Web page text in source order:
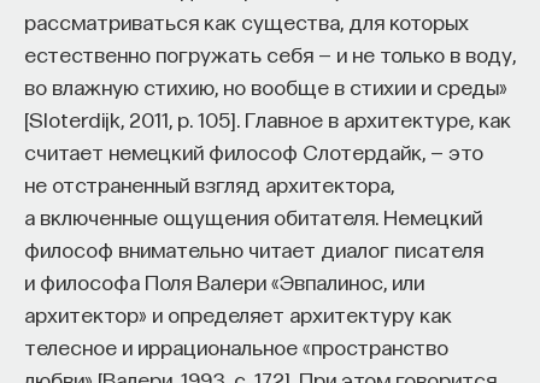
рассматриваться как существа, для которых
естественно погружать себя — и не только в воду,
во влажную стихию, но вообще в стихии и среды»
[Sloterdijk, 2011, р. 105]. Главное в архитектуре, как
считает немецкий философ Слотердайк, — это
не отстраненный взгляд архитектора,
а включенные ощущения обитателя. Немецкий
философ внимательно читает диалог писателя
и философа Поля Валери «Эвпалинос, или
архитектор» и определяет архитектуру как
телесное и иррациональное «пространство